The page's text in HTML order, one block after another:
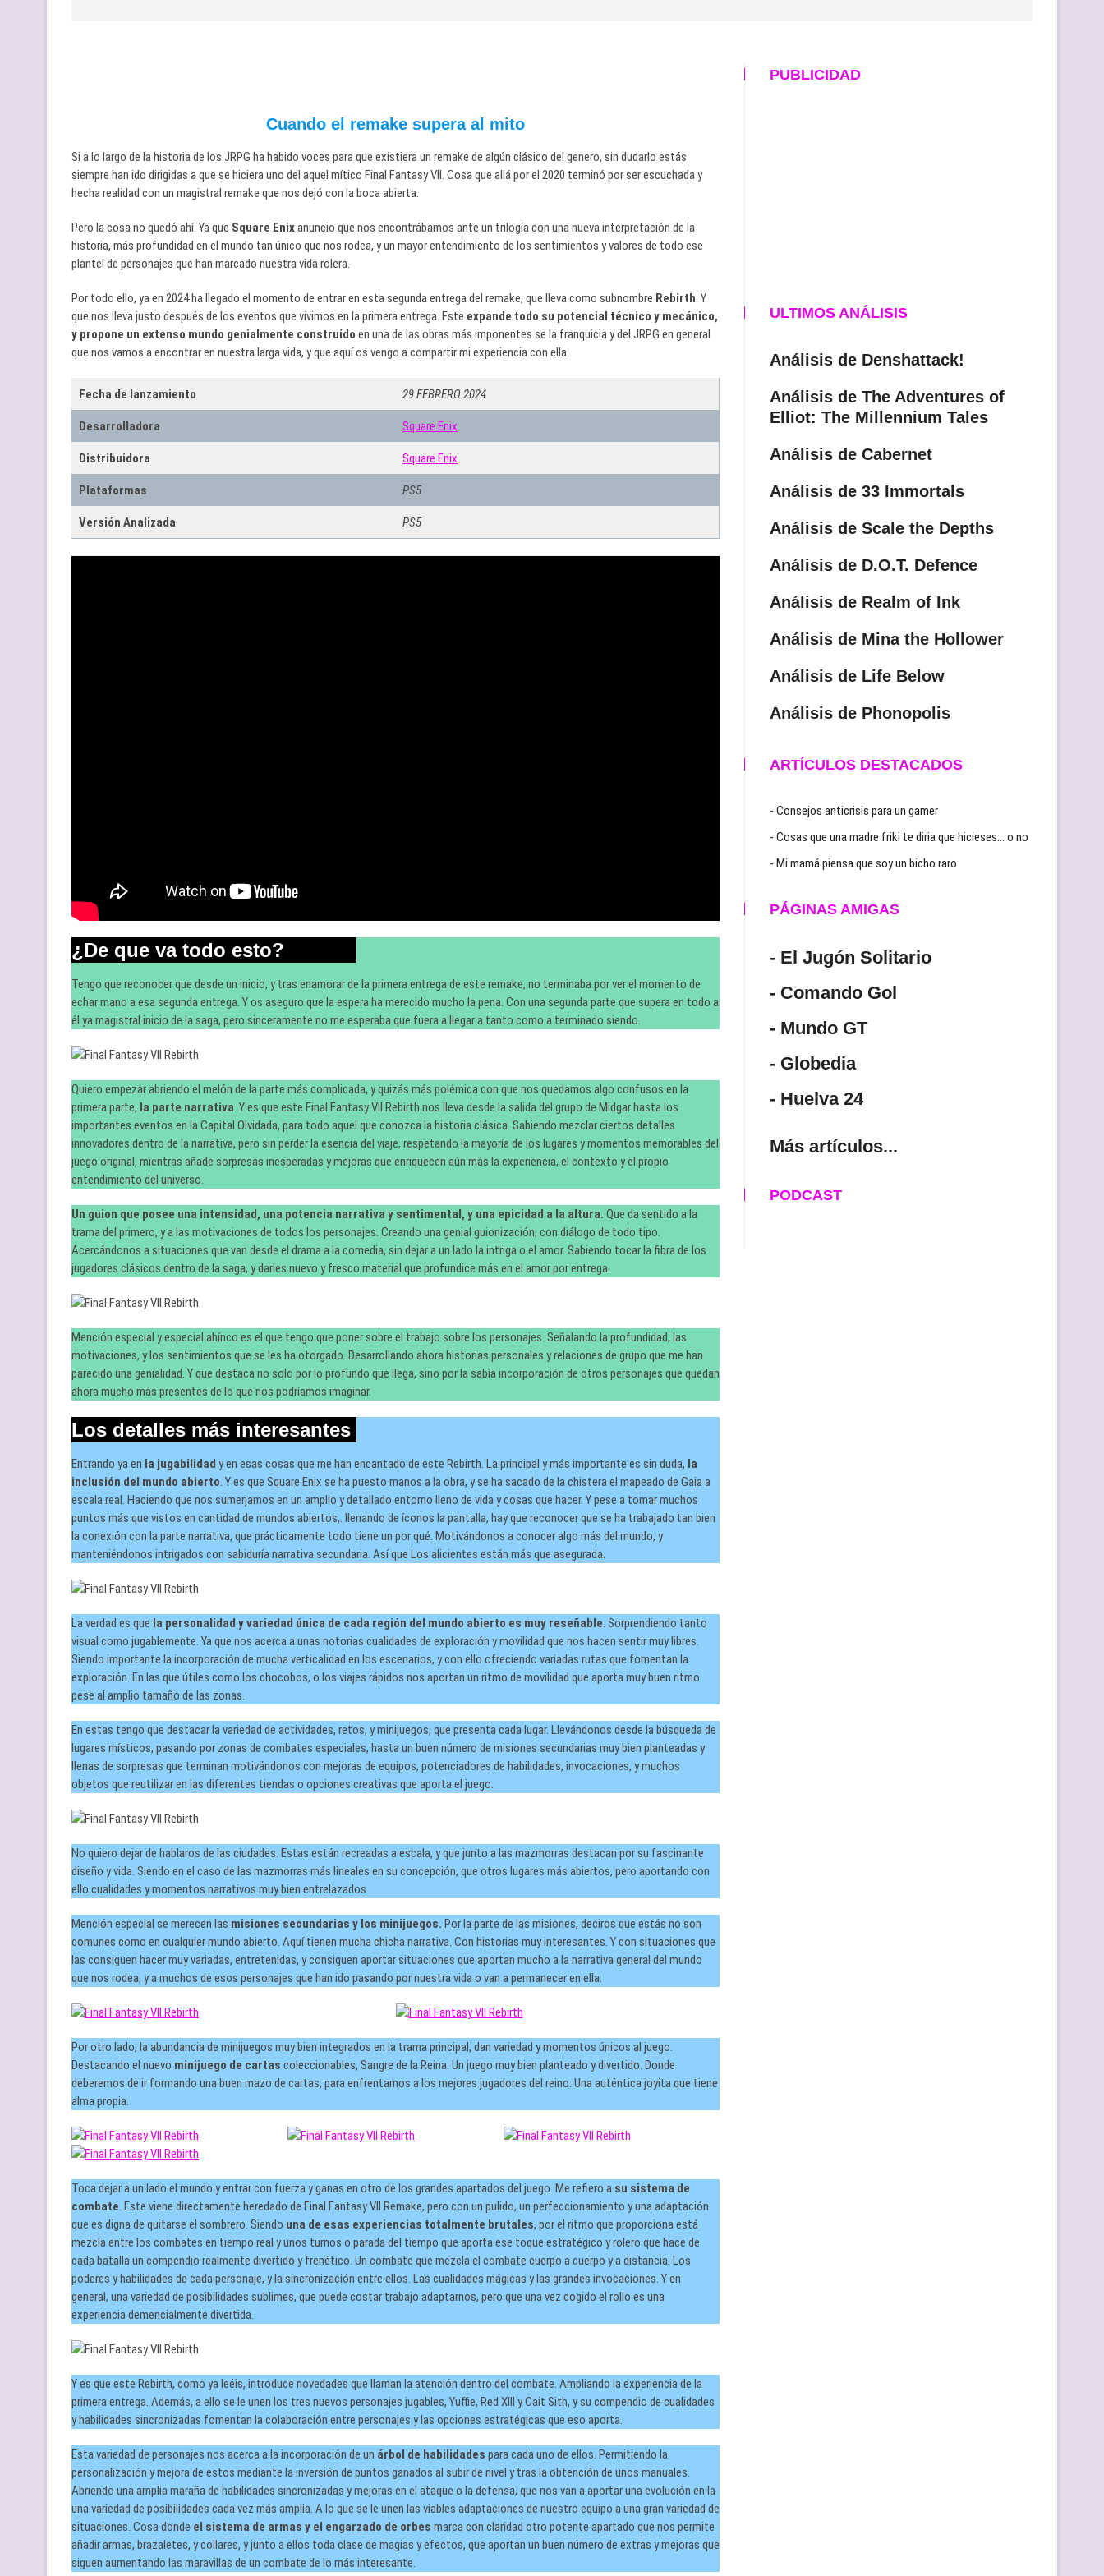
Cuando el remake supera al mito
Si a lo largo de la historia de los JRPG ha habido voces para que existiera un remake de algún clásico del genero, sin dudarlo estás
siempre han ido dirigidas a que se hiciera uno del aquel mítico Final Fantasy VII. Cosa que allá por el 2020 terminó por ser escuchada y
hecha realidad con un magistral remake que nos dejó con la boca abierta.
Pero la cosa no quedó ahí. Ya que Square Enixanuncio que nos encontrábamos ante un trilogía con una nueva interpretación de la
historia, más profundidad en el mundo tan único que nos rodea, y un mayor entendimiento de los sentimientos y valores de todo ese
plantel de personajes que han marcado nuestra vida rolera.
Por todo ello, ya en 2024 ha llegado el momento de entrar en esta segunda entrega del remake, que lleva como subnombre Rebirth. Y
que nos lleva justo después de los eventos que vivimos en la primera entrega. Este expande todo su potencial técnico y mecánico,
y propone un extenso mundo genialmente construido en una de las obras más imponentes se la franquicia y del JRPG en general
que nos vamos a encontrar en nuestra larga vida, y que aquí os vengo a compartir mi experiencia con ella.
Fecha de lanzamiento 29 FEBRERO 2024
Desarrolladora Square Enix
Distribuidora Square Enix
Plataformas PS5
Versión Analizada PS5
¿De que va todo esto?
Tengo que reconocer que desde un inicio, y tras enamorar de la primera entrega de este remake, no terminaba por ver el momento de
echar mano a esa segunda entrega. Y os aseguro que la espera ha merecido mucho la pena. Con una segunda parte que supera en todo a
él ya magistral inicio de la saga, pero sinceramente no me esperaba que fuera a llegar a tanto como a terminado siendo.
Quiero empezar abriendo el melón de la parte más complicada, y quizás más polémica con que nos quedamos algo confusos en la
primera parte, la parte narrativa. Y es que este Final Fantasy VII Rebirth nos lleva desde la salida del grupo de Midgar hasta los
importantes eventos en la Capital Olvidada, para todo aquel que conozca la historia clásica. Sabiendo mezclar ciertos detalles
innovadores dentro de la narrativa, pero sin perder la esencia del viaje, respetando la mayoría de los lugares y momentos memorables del
juego original, mientras añade sorpresas inesperadas y mejoras que enriquecen aún más la experiencia, el contexto y el propio
entendimiento del universo.
Un guion que posee una intensidad, una potencia narrativa y sentimental, y una epicidad a la altura. Que da sentido a la
trama del primero, y a las motivaciones de todos los personajes. Creando una genial guionización, con diálogo de todo tipo.
Acercándonos a situaciones que van desde el drama a la comedia, sin dejar a un lado la intriga o el amor. Sabiendo tocar la fibra de los
jugadores clásicos dentro de la saga, y darles nuevo y fresco material que profundice más en el amor por entrega.
Mención especial y especial ahínco es el que tengo que poner sobre el trabajo sobre los personajes. Señalando la profundidad, las
motivaciones, y los sentimientos que se les ha otorgado. Desarrollando ahora historias personales y relaciones de grupo que me han
parecido una genialidad. Y que destaca no solo por lo profundo que llega, sino por la sabía incorporación de otros personajes que quedan
ahora mucho más presentes de lo que nos podríamos imaginar.
Los detalles más interesantes
Entrando ya en la jugabilidad y en esas cosas que me han encantado de este Rebirth. La principal y más importante es sin duda, la
inclusión del mundo abierto. Y es que Square Enix se ha puesto manos a la obra, y se ha sacado de la chistera el mapeado de Gaia a
escala real. Haciendo que nos sumerjamos en un amplio y detallado entorno lleno de vida y cosas que hacer. Y pese a tomar muchos
puntos más que vistos en cantidad de mundos abiertos,. llenando de íconos la pantalla, hay que reconocer que se ha trabajado tan bien
la conexión con la parte narrativa, que prácticamente todo tiene un por qué. Motivándonos a conocer algo más del mundo, y
manteniéndonos intrigados con sabiduría narrativa secundaria. Así que Los alicientes están más que asegurada.
La verdad es que la personalidad y variedad única de cada región del mundo abierto es muy reseñable. Sorprendiendo tanto
visual como jugablemente. Ya que nos acerca a unas notorias cualidades de exploración y movilidad que nos hacen sentir muy libres.
Siendo importante la incorporación de mucha verticalidad en los escenarios, y con ello ofreciendo variadas rutas que fomentan la
exploración. En las que útiles como los chocobos, o los viajes rápidos nos aportan un ritmo de movilidad que aporta muy buen ritmo
pese al amplio tamaño de las zonas.
En estas tengo que destacar la variedad de actividades, retos, y minijuegos, que presenta cada lugar. Llevándonos desde la búsqueda de
lugares místicos, pasando por zonas de combates especiales, hasta un buen número de misiones secundarias muy bien planteadas y
llenas de sorpresas que terminan motivándonos con mejoras de equipos, potenciadores de habilidades, invocaciones, y muchos
objetos que reutilizar en las diferentes tiendas o opciones creativas que aporta el juego.
No quiero dejar de hablaros de las ciudades. Estas están recreadas a escala, y que junto a las mazmorras destacan por su fascinante
diseño y vida. Siendo en el caso de las mazmorras más lineales en su concepción, que otros lugares más abiertos, pero aportando con
ello cualidades y momentos narrativos muy bien entrelazados.
Mención especial se merecen las misiones secundarias y los minijuegos. Por la parte de las misiones, deciros que estás no son
comunes como en cualquier mundo abierto. Aquí tienen mucha chicha narrativa. Con historias muy interesantes. Y con situaciones que
las consiguen hacer muy variadas, entretenidas, y consiguen aportar situaciones que aportan mucho a la narrativa general del mundo
que nos rodea, y a muchos de esos personajes que han ido pasando por nuestra vida o van a permanecer en ella.
Por otro lado, la abundancia de minijuegos muy bien integrados en la trama principal, dan variedad y momentos únicos al juego.
Destacando el nuevo minijuego de cartas coleccionables, Sangre de la Reina. Un juego muy bien planteado y divertido. Donde
deberemos de ir formando una buen mazo de cartas, para enfrentarnos a los mejores jugadores del reino. Una auténtica joyita que tiene
alma propia.
Toca dejar a un lado el mundo y entrar con fuerza y ganas en otro de los grandes apartados del juego. Me refiero a su sistema de
combate. Este viene directamente heredado de Final Fantasy VII Remake, pero con un pulido, un perfeccionamiento y una adaptación
que es digna de quitarse el sombrero. Siendo una de esas experiencias totalmente brutales, por el ritmo que proporciona está
mezcla entre los combates en tiempo real y unos turnos o parada del tiempo que aporta ese toque estratégico y rolero que hace de
cada batalla un compendio realmente divertido y frenético. Un combate que mezcla el combate cuerpo a cuerpo y a distancia. Los
poderes y habilidades de cada personaje, y la sincronización entre ellos. Las cualidades mágicas y las grandes invocaciones. Y en
general, una variedad de posibilidades sublimes, que puede costar trabajo adaptarnos, pero que una vez cogido el rollo es una
experiencia demencialmente divertida.
Y es que este Rebirth, como ya leéis, introduce novedades que llaman la atención dentro del combate. Ampliando la experiencia de la
primera entrega. Además, a ello se le unen los tres nuevos personajes jugables, Yuffie, Red XIII y Cait Sith, y su compendio de cualidades
y habilidades sincronizadas fomentan la colaboración entre personajes y las opciones estratégicas que eso aporta.
Esta variedad de personajes nos acerca a la incorporación de un árbol de habilidades para cada uno de ellos. Permitiendo la
personalización y mejora de estos mediante la inversión de puntos ganados al subir de nivel y tras la obtención de unos manuales.
Abriendo una amplia maraña de habilidades sincronizadas y mejoras en el ataque o la defensa, que nos van a aportar una evolución en la
una variedad de posibilidades cada vez más amplia. A lo que se le unen las viables adaptaciones de nuestro equipo a una gran variedad de
situaciones. Cosa donde el sistema de armas y el engarzado de orbes marca con claridad otro potente apartado que nos permite
añadir armas, brazaletes, y collares, y junto a ellos toda clase de magias y efectos, que aportan un buen número de extras y mejoras que
siguen aumentando las maravillas de un combate de lo más interesante.
PUBLICIDAD
ULTIMOS ANÁLISIS
Análisis de Denshattack!
Análisis de The Adventures of
Elliot: The Millennium Tales
Análisis de Cabernet
Análisis de 33 Immortals
Análisis de Scale the Depths
Análisis de D.O.T. Defence
Análisis de Realm of Ink
Análisis de Mina the Hollower
Análisis de Life Below
Análisis de Phonopolis
ARTÍCULOS DESTACADOS
- Consejos anticrisis para un gamer
- Cosas que una madre friki te diria que hicieses… o no
- Mi mamá piensa que soy un bicho raro
PÁGINAS AMIGAS
- El Jugón Solitario
- Comando Gol
- Mundo GT
- Globedia
- Huelva 24
Más artículos...
PODCAST